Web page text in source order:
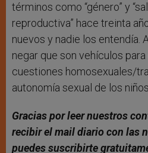
términos como “género” y
reproductiva” hace treinta
nuevos y nadie los entendía.
negar que son vehículos
cuestiones homosexuales/
autonomía sexual de los niños.
Gracias por leer nuestros
recibir el mail diario con las
puedes suscribirte